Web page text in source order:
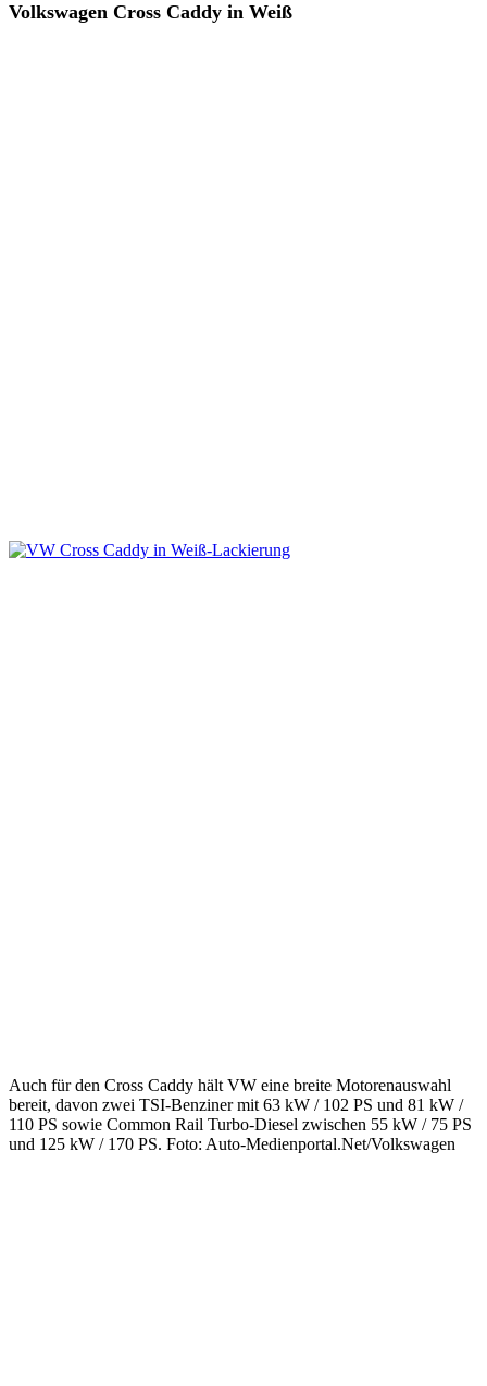
Volkswagen Cross Caddy in Weiß
Auch für den Cross Caddy hält VW eine breite Motorenauswahl
bereit, davon zwei TSI-Benziner mit 63 kW / 102 PS und 81 kW /
110 PS sowie Common Rail Turbo-Diesel zwischen 55 kW / 75 PS
und 125 kW / 170 PS. Foto: Auto-Medienportal.Net/Volkswagen